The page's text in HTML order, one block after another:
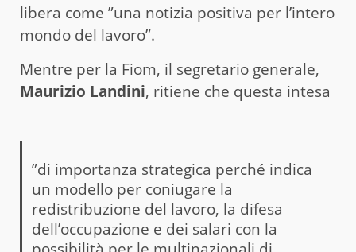
libera come ”una notizia positiva per l’intero
mondo del lavoro”.
Mentre per la Fiom, il segretario generale,
Maurizio Landini, ritiene che questa intesa
”di importanza strategica perché indica
un modello per coniugare la
redistribuzione del lavoro, la difesa
dell’occupazione e dei salari con la